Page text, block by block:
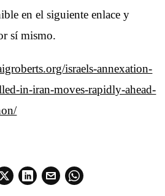
en el siguiente enlace y
sí mismo.
israels-annexation-
in-iran-moves-rapidly-ahead-